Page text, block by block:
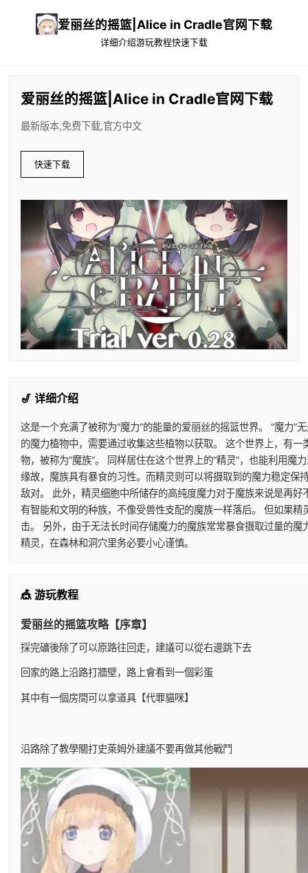
爱丽丝的摇篮|Alice in Cradle官网下载
详细介绍游玩教程快速下载
爱丽丝的摇篮|Alice in Cradle官网下载
最新版本,免费下载,官方中文
快速下载
🎷 详细介绍
这是一个充满了被称为“魔力”的能量的爱丽丝的摇篮世界。 “魔力
的魔力植物中，需要通过收集这些植物以获取。 这个世界上，有
物，被称为“魔族”。 同样居住在这个世界上的“精灵”，也能利用
缘故，魔族具有暴食的习性。而精灵则可以将摄取到的魔力稳定
敌对。 此外，精灵细胞中所储存的高纯度魔力对于魔族来说是再
有智能和文明的种族，不像受兽性支配的魔族一样落后。 但如果
击。 另外，由于无法长时间存储魔力的魔族常常暴食摄取过量的
精灵，在森林和洞穴里务必要小心谨慎。
🎪 游玩教程
爱丽丝的摇篮攻略【序章】
採完礦後除了可以原路往回走，建議可以從右邊跳下去
回家的路上沿路打牆壁，路上會看到一個彩蛋
其中有一個房間可以拿道具【代罪貓咪】
沿路除了教學關打史萊姆外建議不要再做其他戰鬥